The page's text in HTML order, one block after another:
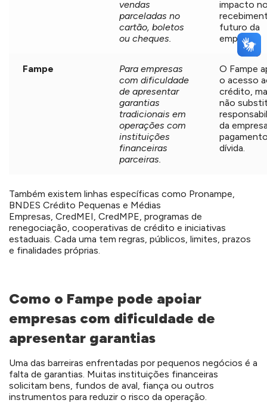
vendas
parceladas no
cartão, boletos
ou cheques.
impacto
futuro da
empresa.
Fampe
Para empresas
com dificuldade
de apresentar
garantias
tradicionais em
operações com
instituições
financeiras
parceiras.
O Fampe
o acesso
crédito,
não
da
dívida.
Também existem linhas específicas como Pronampe,
BNDES Crédito Pequenas e Médias
Empresas, CredMEI, CredMPE, programas de
renegociação, cooperativas de crédito e iniciativas
estaduais. Cada uma tem regras, públicos, limites, prazos
e finalidades próprias.
Como o Fampe pode apoiar
empresas com dificuldade de
apresentar garantias
Uma das barreiras enfrentadas por pequenos negócios é a
falta de garantias. Muitas instituições financeiras
solicitam bens, fundos de aval, fiança ou outros
instrumentos para reduzir o risco da operação.